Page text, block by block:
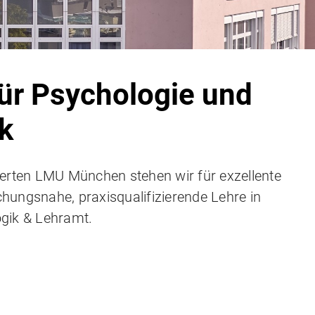
Psychologie und
LMU München stehen wir für exzellente
praxisqualifizierende Lehre in
& Lehramt.